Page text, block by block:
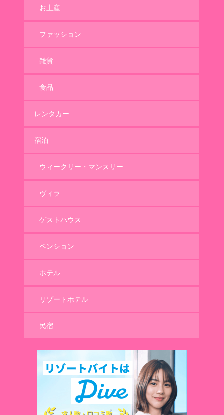
お土産
ファッション
雑貨
食品
レンタカー
宿泊
ウィークリー・マンスリー
ヴィラ
ゲストハウス
ペンション
ホテル
リゾートホテル
民宿